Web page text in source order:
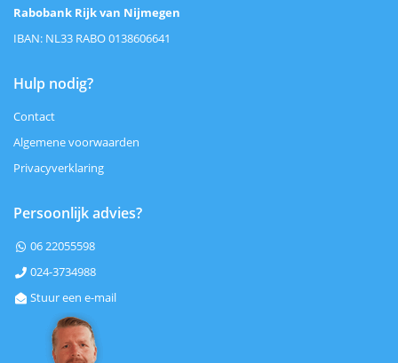
Rabobank Rijk van Nijmegen
IBAN: NL33 RABO 0138606641
Hulp nodig?
Contact
Algemene voorwaarden
Privacyverklaring
Persoonlijk advies?
 06 22055598
 024-3734988
 Stuur een e-mail